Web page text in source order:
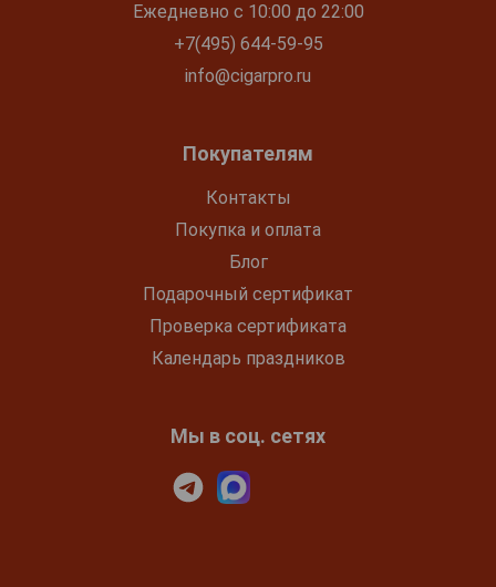
Ежедневно с 10:00 до 22:00
+7(495) 644-59-95
info@cigarpro.ru
Покупателям
Контакты
Покупка и оплата
Блог
Подарочный сертификат
Проверка сертификата
Календарь праздников
Мы в соц. сетях